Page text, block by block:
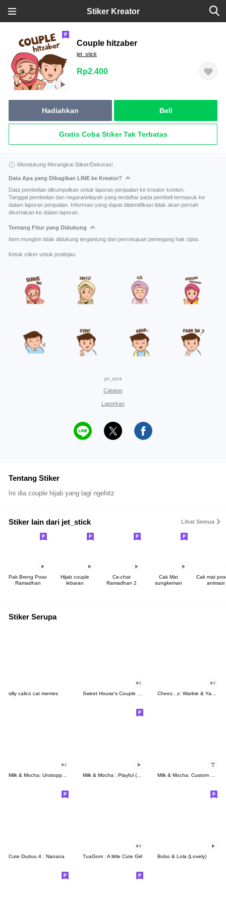
Stiker Kreator
Couple hitzaber
jet_stick
Rp2.400
Hadiahkan Beli
Gratis Coba Stiker Tak Terbatas
Mendukung Merangkai Stiker/Dekorasi
Data Apa yang Dibagikan LINE ke Kreator?
Data pembelian dikumpulkan untuk laporan penjualan ke kreator konten.
Tanggal pembelian dan negara/wilayah yang terdaftar pada pembeli termasuk ke
dalam laporan penjualan. Informasi yang dapat diidentifikasi tidak akan pernah
disertakan ke dalam laporan.
Tentang Fitur yang Didukung
Item mungkin tidak didukung tergantung dari persetujuan pemegang hak cipta.
Ketuk stiker untuk pratinjau.
jet_stick
Catatan
Laporkan
Tentang Stiker
Ini dia couple hijab yang lagi ngehitz
Stiker lain dari jet_stick Lihat Semua
Pak Breng Poso
Ramadhan
Hijab couple
lebaran
Ce-chat
Ramadhan 2
Cak Mat
sungkeman
Cak mat
animasi
Stiker Serupa
silly calico cat memes Sweet House's Couple in Love Cheez...z: Warbie & Yama 3
Cute Duduu 4 : Nanana TuaGom : A little Cute Girl Bobo & Lola (Lovely)